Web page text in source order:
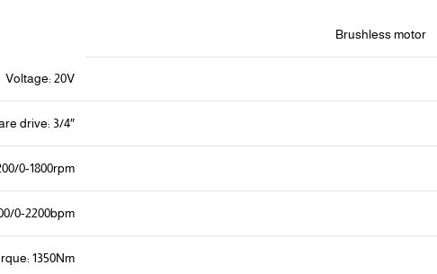
Brushless motor
Voltage: 20V
drive: 3/4″”
0-1800rpm
0-2200bpm
1350Nm